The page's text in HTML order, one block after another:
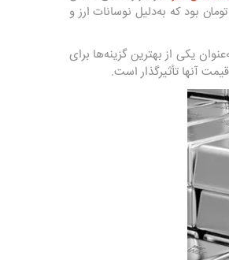
در سپتامبر ۲۰۲۴، قیمت هر کیلوگرم شمش نقره در ایران حدود ۲۸ تا ۳۰ میلیون تومان بود که به‌دلیل نوسانات ارز و
ایران عرضه می‌شوند، معمولاً با خلوص ۹۹۹ ارائه می‌گردند و به‌عنوان یکی از بهترین گزینه‌ها برای
آنها تأثیرگذار است.